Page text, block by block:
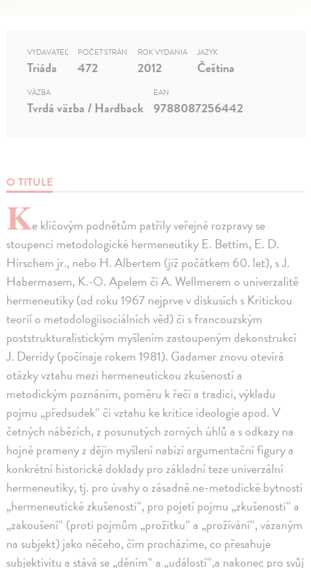
O TITULE
Ke klíčovým podnětům patřily veřejné rozpravy se
stoupenci metodologické hermeneutiky E. Bettim, E. D.
Hirschem jr., nebo H. Albertem (již počátkem 60. let), s J.
Habermasem, K.-O. Apelem či A. Wellmerem o univerzalitě
hermeneutiky (od roku 1967 nejprve v diskusích s Kritickou
teorií o metodologiisociálních věd) či s francouzským
poststrukturalistickým myšlením zastoupeným dekonstrukcí
J. Derridy (počínaje rokem 1981). Gadamer znovu otevírá
otázky vztahu mezi hermeneutickou zkušeností a
metodickým poznáním, poměru k řeči a tradici, výkladu
pojmu „předsudek“ či vztahu ke kritice ideologie apod. V
četných nábězích, z posunutých zorných úhlů a s odkazy na
hojné prameny z dějin myšlení nabízí argumentační figury a
konkrétní historické doklady pro základní teze univerzální
hermeneutiky, tj. pro úvahy o zásadně ne-metodické bytnosti
„hermeneutické zkušenosti“, pro pojetí pojmu „zkušenosti“ a
„zakoušení“ (proti pojmům „prožitku“ a „prožívání“, vázaným
na subjekt) jako něčeho, čím procházíme, co přesahuje
subjektivitu a stává se „děním“ a „událostí“,a nakonec pro svůj
VYDAVATEĽ
Triáda
POČET STRÁN
472
ROK VYDANIA
2012
JAZYK
Čeština
VÄZBA
Tvrdá väzba / Hardback
EAN
9788087256442